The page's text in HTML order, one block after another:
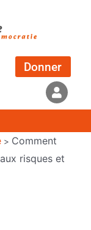
Donner
> Comment
risques et